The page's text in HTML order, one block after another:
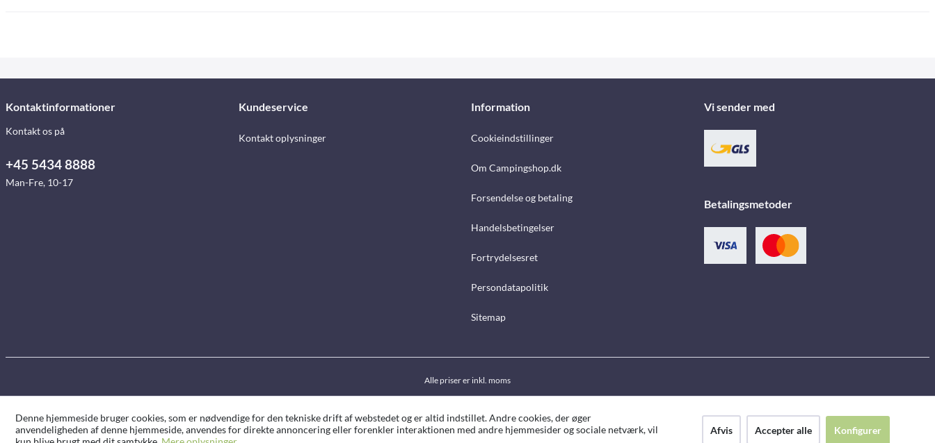
Kontaktinformationer
Kontakt os på
+45 5434 8888
Man-Fre, 10-17
Kundeservice
Kontakt oplysninger
Information
Cookieindstillinger
Om Campingshop.dk
Forsendelse og betaling
Handelsbetingelser
Fortrydelsesret
Persondatapolitik
Sitemap
Vi sender med
Betalingsmetoder
Alle priser er inkl. moms
Denne hjemmeside bruger cookies, som er nødvendige for den tekniske drift af webstedet og er altid indstillet. Andre cookies, der øger
anvendeligheden af denne hjemmeside, anvendes for direkte annoncering eller forenkler interaktionen med andre hjemmesider og sociale netværk, vil
Afvis Accepter alle Konfigurer